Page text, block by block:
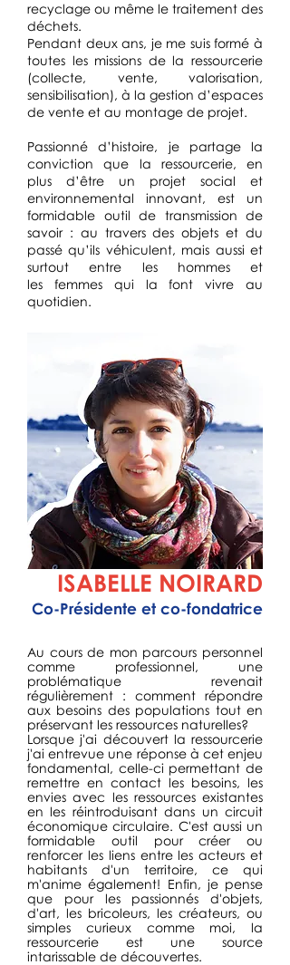
recyclage ou même le traitement des
déchets.
Pendant deux ans, je me suis formé à
toutes les missions de la ressourcerie
(collecte, vente, valorisation,
sensibilisation), à la gestion d’espaces
de vente et au montage de projet.
Passionné d’histoire, je partage la
conviction que la ressourcerie, en
plus d’être un projet social et
environnemental innovant, est un
formidable outil de transmission de
savoir : au travers des objets et du
passé qu’ils véhiculent, mais aussi et
surtout entre les hommes et
les femmes qui la font vivre au
quotidien.
ISABELLE NOIRARD
Co-Présidente et co-fondatrice
Au cours de mon parcours personnel
comme professionnel, une
problématique revenait
régulièrement : comment répondre
aux besoins des populations tout en
préservant les ressources naturelles?
Lorsque j'ai découvert la ressourcerie
j'ai entrevue une réponse à cet enjeu
fondamental, celle-ci permettant de
remettre en contact les besoins, les
envies avec les ressources existantes
en les réintroduisant dans un circuit
économique circulaire. C'est aussi un
formidable outil pour créer ou
renforcer les liens entre les acteurs et
habitants d'un territoire, ce qui
m'anime également! Enfin, je pense
que pour les passionnés d'objets,
d'art, les bricoleurs, les créateurs, ou
simples curieux comme moi, la
ressourcerie est une source
intarissable de découvertes.